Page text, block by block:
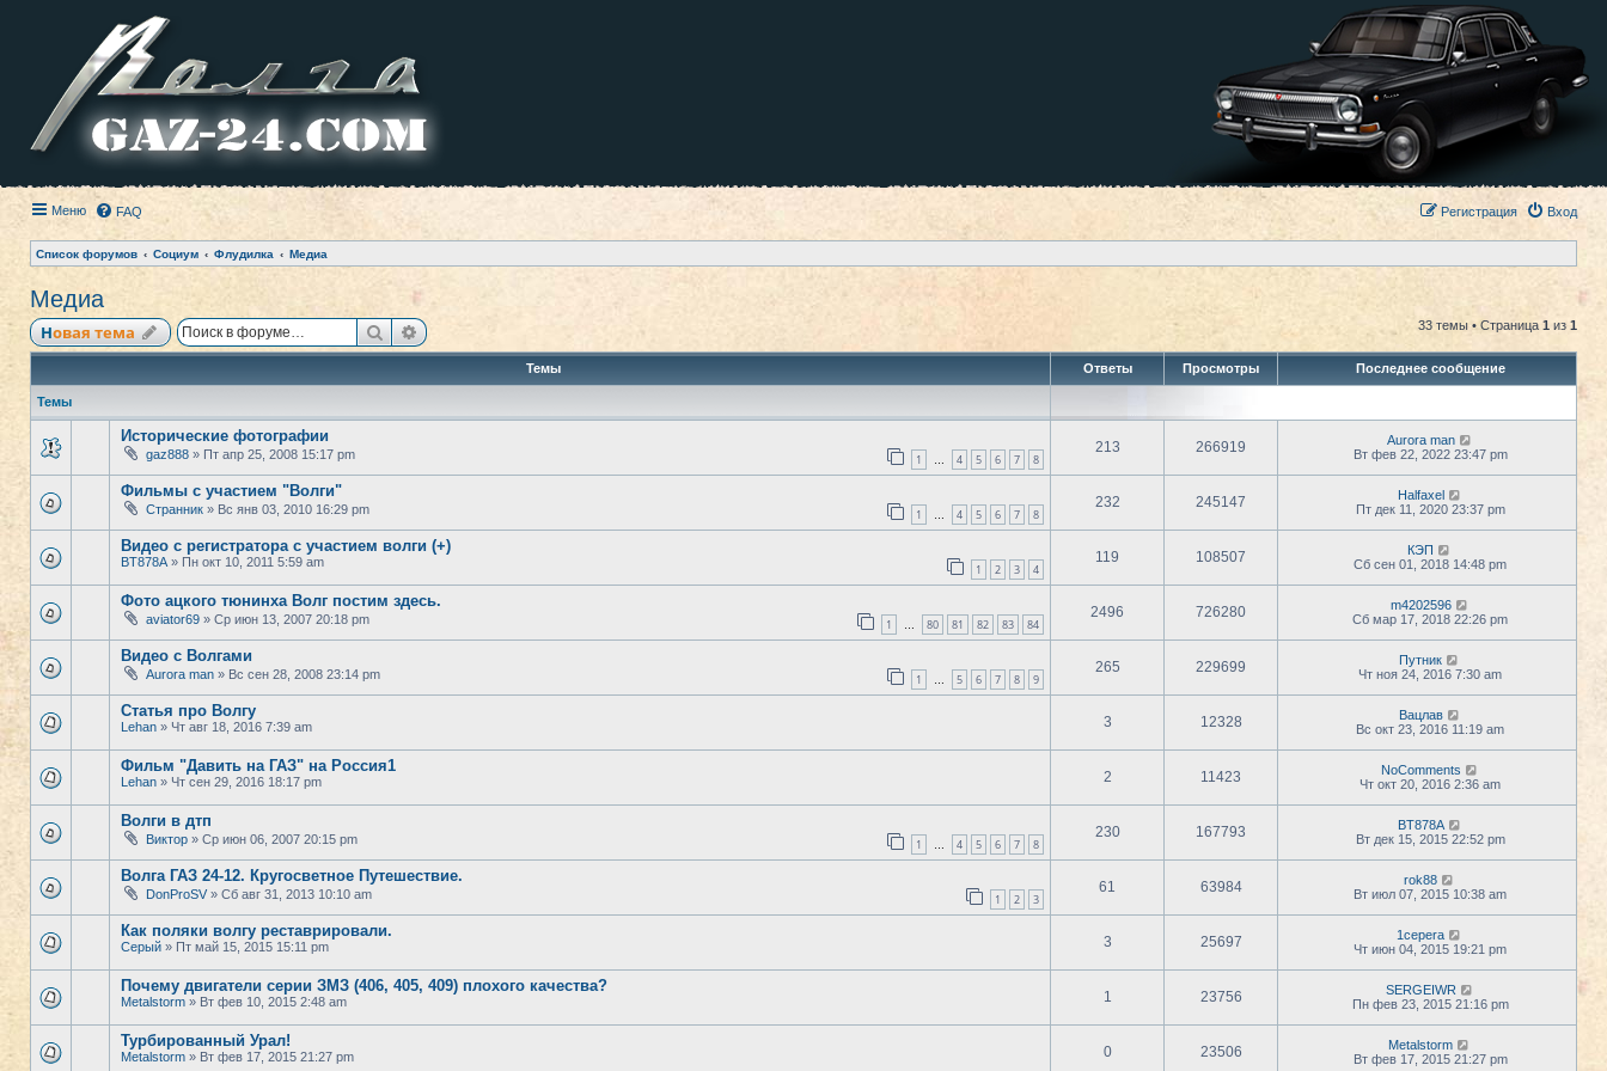
Меню FAQ Вход
Регистрация
Список форумов Социум Флудилка Медиа
Медиа
Новая тема ПоискРасширенный поиск 33 темы • Страница 1 из 1
Темы Ответы Просмотры Последнее сообщение
Темы
Исторические фотографии
gaz888 » Пт апр 25, 2008 15:17 pm 1 … 4 5 6 7 8
213 266919
Aurora man
Вт фев 22, 2022 23:47 pm
Фильмы с участием "Волги"
Странник » Вс янв 03, 2010 16:29 pm 1 … 4 5 6 7 8
232 245147
Halfaxel
Пт дек 11, 2020 23:37 pm
Видео с регистратора с участием волги (+)
BT878A » Пн окт 10, 2011 5:59 am 1 2 3 4
119 108507
КЭП
Сб сен 01, 2018 14:48 pm
Фото ацкого тюнинха Волг постим здесь.
aviator69 » Ср июн 13, 2007 20:18 pm 1 … 80 81 82 83 84
2496 726280
m4202596
Сб мар 17, 2018 22:26 pm
Видео с Волгами
Aurora man » Вс сен 28, 2008 23:14 pm 1 … 5 6 7 8 9
265 229699
Путник
Чт ноя 24, 2016 7:30 am
Статья про Волгу
Lehan » Чт авг 18, 2016 7:39 am 3 12328
Вацлав
Вс окт 23, 2016 11:19 am
Фильм "Давить на ГАЗ" на Россия1
Lehan » Чт сен 29, 2016 18:17 pm 2 11423
NoComments
Чт окт 20, 2016 2:36 am
Волги в дтп
Виктор » Ср июн 06, 2007 20:15 pm 1 … 4 5 6 7 8
230 167793
BT878A
Вт дек 15, 2015 22:52 pm
Волга ГАЗ 24-12. Кругосветное Путешествие.
DonProSV » Сб авг 31, 2013 10:10 am 1 2 3
61 63984
rok88
Вт июл 07, 2015 10:38 am
Как поляки волгу реставрировали.
Серый » Пт май 15, 2015 15:11 pm 3 25697
1cepera
Чт июн 04, 2015 19:21 pm
Почему двигатели серии ЗМЗ (406, 405, 409) плохого качества?
Metalstorm » Вт фев 10, 2015 2:48 am 1 23756
SERGEIWR
Пн фев 23, 2015 21:16 pm
Турбированный Урал!
Metalstorm » Вт фев 17, 2015 21:27 pm 0 23506
Metalstorm
Вт фев 17, 2015 21:27 pm